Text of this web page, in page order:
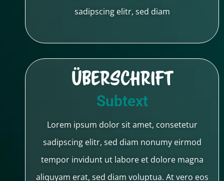
sadipscing elitr, sed diam
Überschrift
Subtext
Lorem ipsum dolor sit amet, consetetur
sadipscing elitr, sed diam nonumy eirmod
tempor invidunt ut labore et dolore magna
aliquyam erat, sed diam voluptua. At vero eos